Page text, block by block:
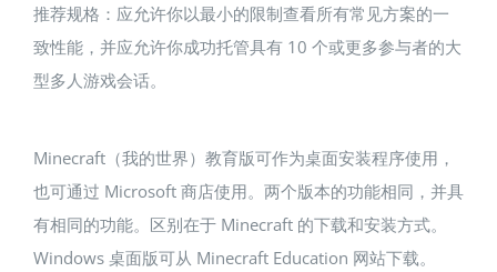
推荐规格：应允许你以最小的限制查看所有常见方案的一
致性能，并应允许你成功托管具有 10 个或更多参与者的大
型多人游戏会话。
Minecraft（我的世界）教育版可作为桌面安装程序使用，
也可通过 Microsoft 商店使用。两个版本的功能相同，并具
有相同的功能。区别在于 Minecraft 的下载和安装方式。
Windows 桌面版可从 Minecraft Education 网站下载。